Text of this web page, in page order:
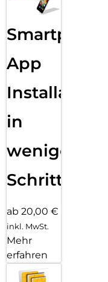
Smartphone
App
Installation
in
wenigen
Schritten
ab 20,00 €
inkl. MwSt.
Mehr
erfahren